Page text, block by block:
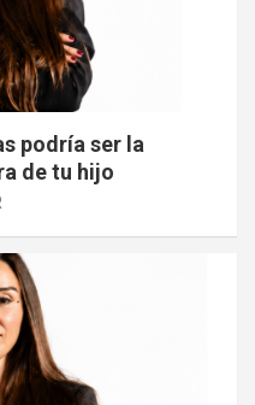
podría ser la
de tu hijo